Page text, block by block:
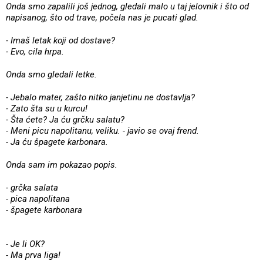
Onda smo zapalili još jednog, gledali malo u taj jelovnik i što od
napisanog, što od trave, počela nas je pucati glad.
- Imaš letak koji od dostave?
- Evo, cila hrpa.
Onda smo gledali letke.
- Jebalo mater, zašto nitko janjetinu ne dostavlja?
- Zato šta su u kurcu!
- Šta ćete? Ja ću grčku salatu?
- Meni picu napolitanu, veliku. - javio se ovaj frend.
- Ja ću špagete karbonara.
Onda sam im pokazao popis.
- grčka salata
- pica napolitana
- špagete karbonara
- Je li OK?
- Ma prva liga!